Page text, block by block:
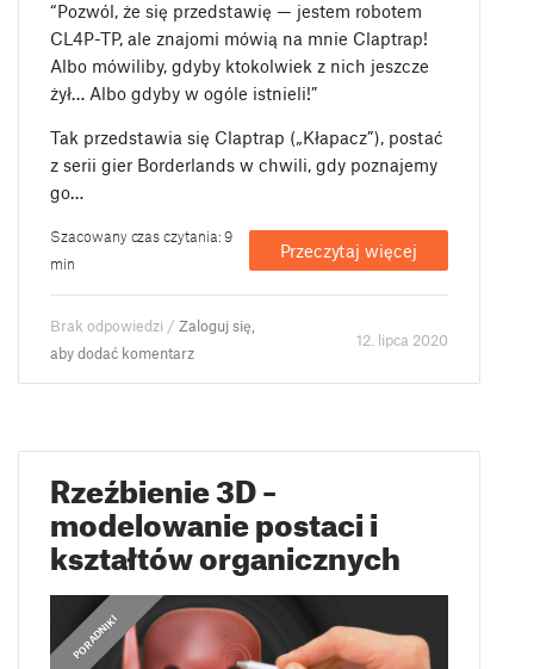
“Pozwól, że się przedstawię — jestem robotem
CL4P-TP, ale znajomi mówią na mnie Claptrap!
Albo mówiliby, gdyby ktokolwiek z nich jeszcze
żył… Albo gdyby w ogóle istnieli!”
Tak przedstawia się Claptrap („Kłapacz”), postać
z serii gier Borderlands w chwili, gdy poznajemy
go…
Szacowany czas czytania: 9
min
Przeczytaj więcej
Brak odpowiedzi /Zaloguj się,
aby dodać komentarz
12. lipca 2020
Rzeźbienie 3D –
modelowanie postaci i
kształtów organicznych
PORADNIKI